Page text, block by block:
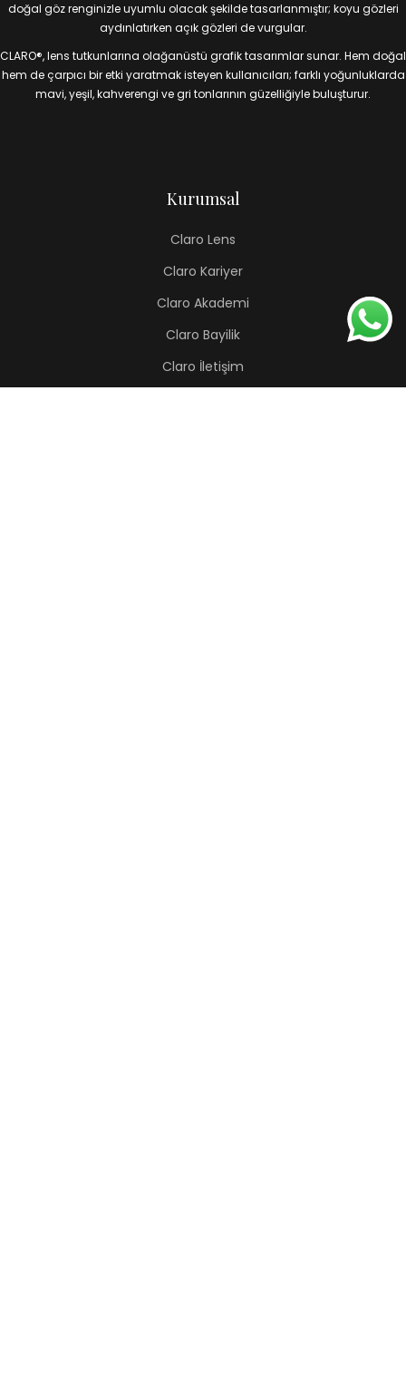
doğal göz renginizle uyumlu olacak şekilde tasarlanmıştır; koyu gözleri
aydınlatırken açık gözleri de vurgular.
CLARO®, lens tutkunlarına olağanüstü grafik tasarımlar sunar. Hem doğal
hem de çarpıcı bir etki yaratmak isteyen kullanıcıları; farklı yoğunluklarda
mavi, yeşil, kahverengi ve gri tonlarının güzelliğiyle buluşturur.
Kurumsal
Claro Lens
Claro Kariyer
Claro Akademi
Claro Bayilik
Claro İletişim